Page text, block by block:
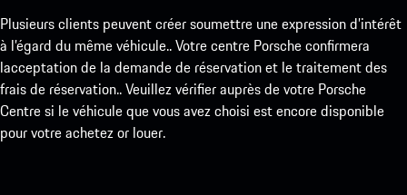
Plusieurs clients peuvent créer soumettre une expression d’intérêt
à l’égard du même véhicule.. Votre centre Porsche confirmera
lacceptation de la demande de réservation et le traitement des
frais de réservation.. Veuillez vérifier auprès de votre Porsche
Centre si le véhicule que vous avez choisi est encore disponible
pour votre achetez or louer.